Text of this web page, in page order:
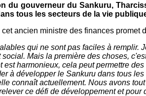
du gouverneur du Sankuru,
tous les secteurs de la vie
cet ancien ministre des finances
qui ne sont pas faciles à remplir.
social. Mais la première des choses,
est harmonieux, cela peut permettre
à développer le Sankuru dans tous
connaît actuellement. Nous avons
ce défi de développement et